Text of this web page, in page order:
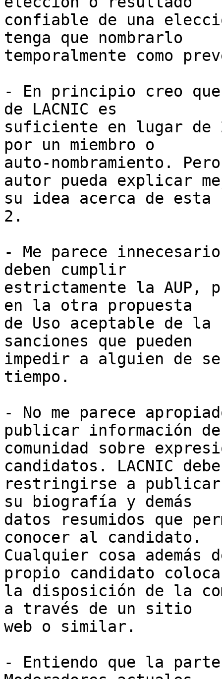
confiable de una
tenga que nombrarlo
temporalmente como
- En principio creo
de LACNIC es
suficiente en lugar de
por un miembro o
auto-nombramiento.
autor pueda explicar
su idea acerca de esta
2.
- Me parece
deben cumplir
estrictamente la AUP,
en la otra propuesta
de Uso aceptable de
sanciones que pueden
impedir a alguien de
tiempo.
- No me parece
publicar información
comunidad sobre
candidatos. LACNIC
restringirse a
su biografía y demás
datos resumidos que
conocer al candidato.
Cualquier cosa además
propio candidato
la disposición de la
a través de un sitio
web o similar.
- Entiendo que la